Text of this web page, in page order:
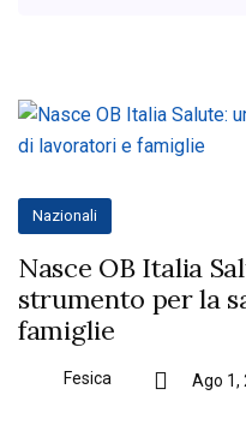
Nazionali
Nasce OB Italia
strumento per la
famiglie
Fesica Ago 1,